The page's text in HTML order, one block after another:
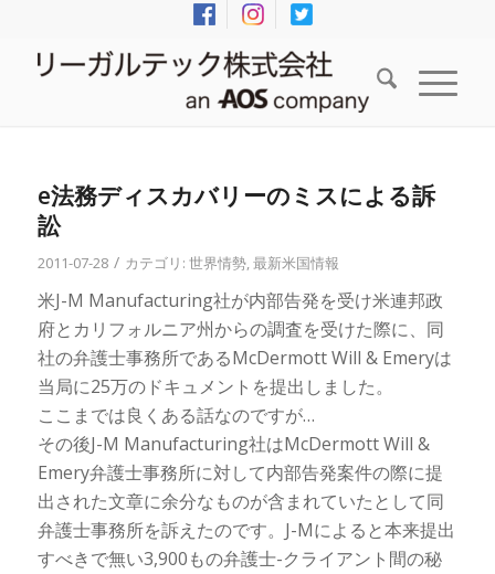
e法務ディスカバリーのミスによる訴
訟
2011-07-28 / カテゴリ: 世界情勢,最新米国情報
米J-M Manufacturing社が内部告発を受け米連邦政
府とカリフォルニア州からの調査を受けた際に、同
社の弁護士事務所であるMcDermott Will & Emeryは
当局に25万のドキュメントを提出しました。
ここまでは良くある話なのですが…
その後J-M Manufacturing社はMcDermott Will &
Emery弁護士事務所に対して内部告発案件の際に提
出された文章に余分なものが含まれていたとして同
弁護士事務所を訴えたのです。J-Mによると本来提出
すべきで無い3,900もの弁護士-クライアント間の秘